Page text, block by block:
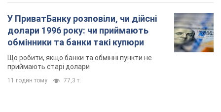
У ПриватБанку розповіли, чи дійсні
долари 1996 року: чи приймають
обмінники та банки такі купюри
Що робити, якщо банки та обмінні пункти не
приймають старі долари
11 годин тому 77,3 т.